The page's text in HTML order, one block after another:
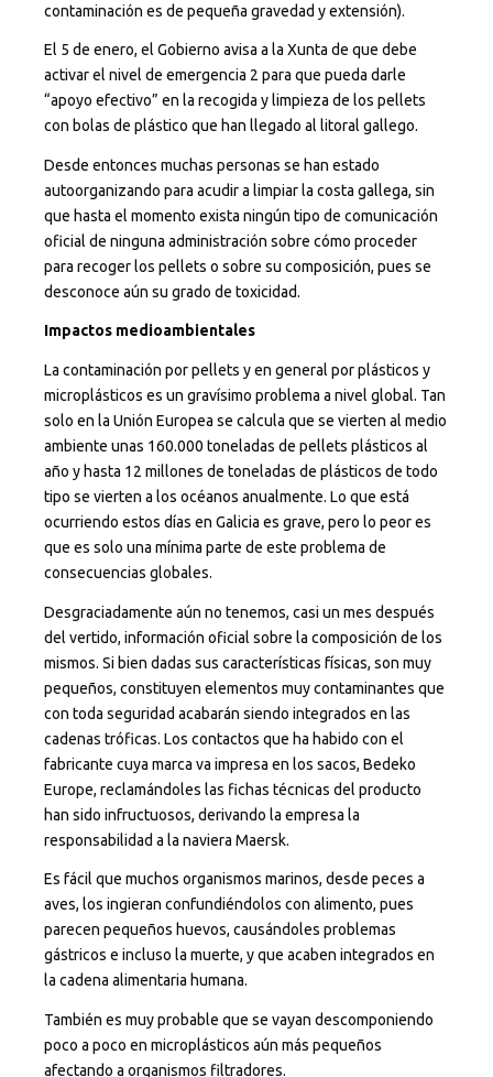
contaminación es de pequeña gravedad y extensión).
El 5 de enero, el Gobierno avisa a la Xunta de que debe
activar el nivel de emergencia 2 para que pueda darle
“apoyo efectivo” en la recogida y limpieza de los pellets
con bolas de plástico que han llegado al litoral gallego.
Desde entonces muchas personas se han estado
autoorganizando para acudir a limpiar la costa gallega, sin
que hasta el momento exista ningún tipo de comunicación
oficial de ninguna administración sobre cómo proceder
para recoger los pellets o sobre su composición, pues se
desconoce aún su grado de toxicidad.
Impactos medioambientales
La contaminación por pellets y en general por plásticos y
microplásticos es un gravísimo problema a nivel global. Tan
solo en la Unión Europea se calcula que se vierten al medio
ambiente unas 160.000 toneladas de pellets plásticos al
año y hasta 12 millones de toneladas de plásticos de todo
tipo se vierten a los océanos anualmente. Lo que está
ocurriendo estos días en Galicia es grave, pero lo peor es
que es solo una mínima parte de este problema de
consecuencias globales.
Desgraciadamente aún no tenemos, casi un mes después
del vertido, información oficial sobre la composición de los
mismos. Si bien dadas sus características físicas, son muy
pequeños, constituyen elementos muy contaminantes que
con toda seguridad acabarán siendo integrados en las
cadenas tróficas. Los contactos que ha habido con el
fabricante cuya marca va impresa en los sacos, Bedeko
Europe, reclamándoles las fichas técnicas del producto
han sido infructuosos, derivando la empresa la
responsabilidad a la naviera Maersk.
Es fácil que muchos organismos marinos, desde peces a
aves, los ingieran confundiéndolos con alimento, pues
parecen pequeños huevos, causándoles problemas
gástricos e incluso la muerte, y que acaben integrados en
la cadena alimentaria humana.
También es muy probable que se vayan descomponiendo
poco a poco en microplásticos aún más pequeños
afectando a organismos filtradores.